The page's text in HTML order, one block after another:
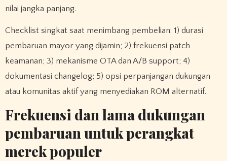
nilai jangka panjang.
Checklist singkat saat menimbang pembelian: 1) durasi
pembaruan mayor yang dijamin; 2) frekuensi patch
keamanan; 3) mekanisme OTA dan A/B support; 4)
dokumentasi changelog; 5) opsi perpanjangan dukungan
atau komunitas aktif yang menyediakan ROM alternatif.
Frekuensi dan lama dukungan
pembaruan untuk perangkat
merek populer